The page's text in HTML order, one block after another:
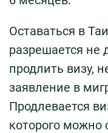
Оставаться в
разрешается не
продлить визу,
заявление в
Продлевается
которого можно